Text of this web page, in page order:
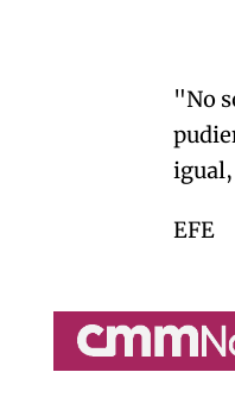
"No
EFE